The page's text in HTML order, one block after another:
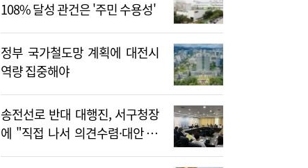
108% 달성 관건은 '주민 수용성'
정부 국가철도망 계획에 대전시
역량 집중해야
송전선로 반대 대행진, 서구청장
에 "직접 나서 의견수렴·대안 제
시해야"